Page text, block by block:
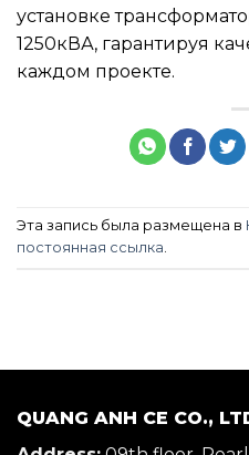
установке
1250кВА, гарантируя
каждом проекте.
Эта запись была размещена в
постоянная ссылка.
QUANG ANH CE CO.,